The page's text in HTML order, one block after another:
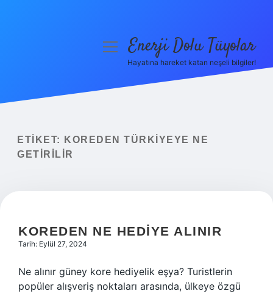
Yasal Uyarı
menüyüEnerji Dolu Tüyolar
Hayatına hareket katan neşeli bilgiler!
ETIKET:
KOREDEN TÜRKIYEYE NE
GETIRILIR
KOREDEN NE HEDIYE ALINIR
Tarih: Eylül 27, 2024
Ne alınır güney kore hediyelik eşya? Turistlerin
popüler alışveriş noktaları arasında, ülkeye özgü